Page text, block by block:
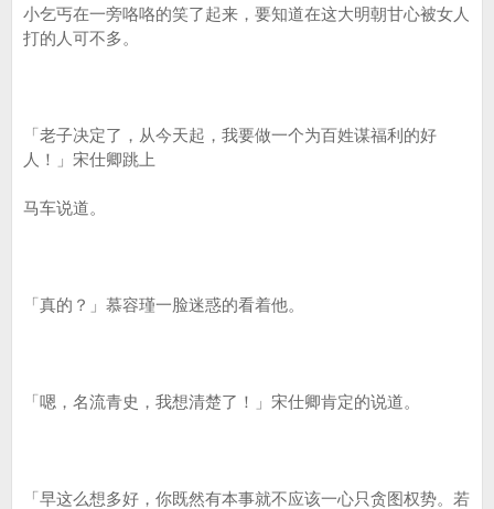
小乞丐在一旁咯咯的笑了起来，要知道在这大明朝甘心被女人
打的人可不多。
「老子决定了，从今天起，我要做一个为百姓谋福利的好
人！」宋仕卿跳上
马车说道。
「真的？」慕容瑾一脸迷惑的看着他。
「嗯，名流青史，我想清楚了！」宋仕卿肯定的说道。
「早这么想多好，你既然有本事就不应该一心只贪图权势。若